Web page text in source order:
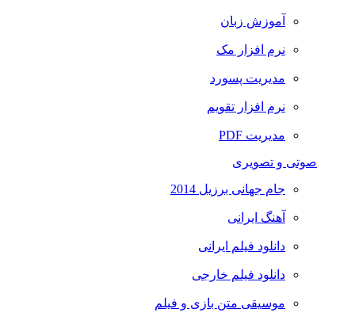
آموزش زبان
نرم افزار مک
مدیریت پسورد
نرم افزار تقویم
مدیریت PDF
صوتی و تصویری
جام جهانی برزیل 2014
آهنگ ایرانی
دانلود فیلم ایرانی
دانلود فیلم خارجی
موسیقی متن بازی و فیلم